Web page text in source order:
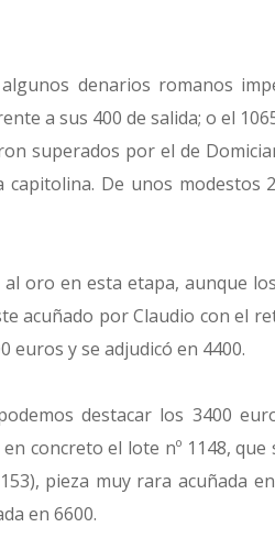
denarios romanos
a sus 400 de salida; o el
superados por el de
De unos modestos
oro en esta etapa, aunque
acuñado por Claudio con el
euros y se adjudicó en 4400.
destacar los 3400
concreto el lote nº 1148,
pieza muy rara acuñada
en 6600.